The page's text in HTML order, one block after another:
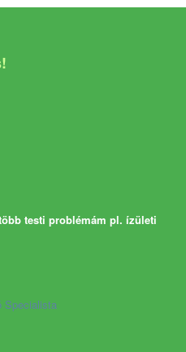
testi problémám pl. ízületi
Specialista